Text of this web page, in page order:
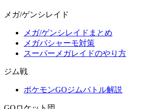
メガ/ゲンシレイド
メガ/ゲンシレイドまとめ
メガバシャーモ対策
スーパーメガレイドのやり方
ジム戦
ポケモンGOジムバトル解説